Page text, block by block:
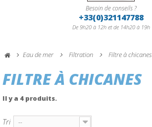
Besoin de conseils ?
+33(0)321147788
De 9h20 à 12h et de 14h20 à 19h
Eau de mer Filtration Filtre à chicanes
FILTRE À CHICANES
Il y a 4 produits.
Tri --